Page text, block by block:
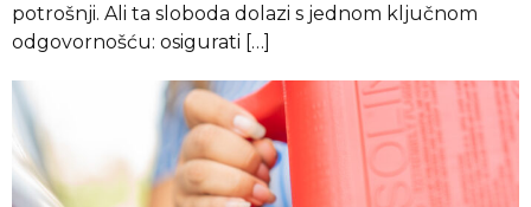
potrošnji. Ali ta sloboda dolazi s jednom ključnom
odgovornošću: osigurati […]